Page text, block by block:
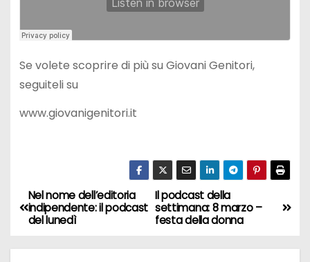
Se volete scoprire di più su Giovani Genitori,
seguiteli su
www.giovanigenitori.it
N
a
Il podcast della
settimana: 8 marzo –
festa della donna
Nel nome dell’editoria
indipendente: il podcast
del lunedì